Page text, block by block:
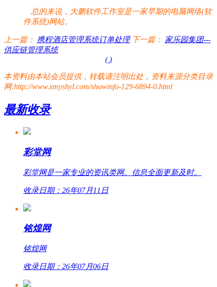
总的来说，大鹏软件工作室是一家早期的电脑网络(软
件系统)网站。
上一篇： 携程酒店管理系统订单处理 下一篇： 家乐园集团---
供应链管理系统
( )
本资料由本站会员提供，转载请注明出处，资料来源分类目录
网:http://www.xmyshyl.com/showinfo-129-6894-0.html
最新收录
彩堂网
彩堂网是一家专业的资讯类网。信息全面更新及时。
收录日期：26年07月11日
铭煌网
铭煌网
收录日期：26年07月06日